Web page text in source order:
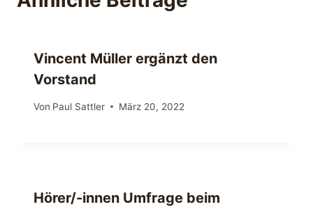
Vincent Müller ergänzt den
Vorstand
Von Paul Sattler März 20, 2022
Hörer/-innen Umfrage beim